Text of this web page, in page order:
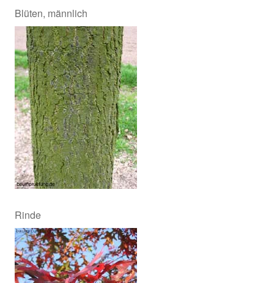
Blüten, männlich
Rinde